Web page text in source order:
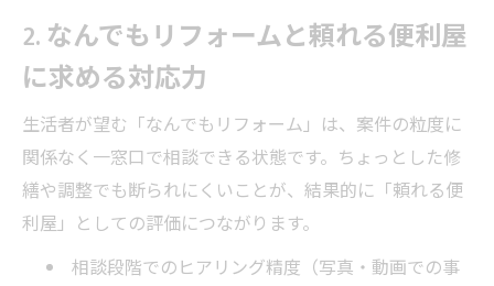
2. なんでもリフォームと頼れる便利屋
に求める対応力
生活者が望む「なんでもリフォーム」は、案件の粒度に
関係なく一窓口で相談できる状態です。ちょっとした修
繕や調整でも断られにくいことが、結果的に「頼れる便
利屋」としての評価につながります。
相談段階でのヒアリング精度（写真・動画での事